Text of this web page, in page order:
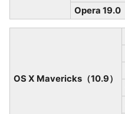
Opera 19.0
OS X Mavericks（10.9）